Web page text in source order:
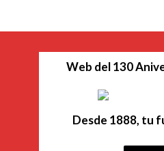
Web del 130
Desde 1888, tu